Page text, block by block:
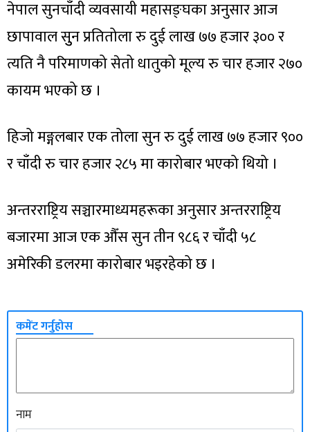
नेपाल सुनचाँदी व्यवसायी महासङ्घका अनुसार आज
छापावाल सुुन प्रतितोला रु दुई लाख ७७ हजार ३०० र
त्यति नै परिमाणको सेतो धातुको मूल्य रु चार हजार २७०
कायम भएको छ ।
हिजो मङ्गलबार एक तोला सुन रु दुई लाख ७७ हजार ९००
र चाँदी रु चार हजार २८५ मा कारोबार भएको थियो ।
अन्तरराष्ट्रिय सञ्चारमाध्यमहरूका अनुसार अन्तरराष्ट्रिय
बजारमा आज एक औँस सुन तीन ९८६ र चाँदी ५८
अमेरिकी डलरमा कारोबार भइरहेको छ ।
कमेंट गर्नुहोस
नाम